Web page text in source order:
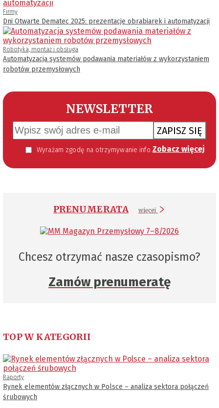
Firmy
Dni Otwarte Dematec 2025: prezentacje obrabiarek i automatyzacji
Robotyka, montaż i obsługa
Automatyzacja systemów podawania materiałów z wykorzystaniem
robotów przemysłowych
NEWSLETTER
ZAPISZ SIĘ
Wyrażam zgodę na otrzymywanie informacji handlowej kierowanej do mnie za pomocą środków komunikacji elektronicznej w szczególności poczty elektronicznej zgodnie z przepisem art. 10 ust 2 ustawy z dnia 18 lipca 2002 roku o świadczeniu usług drogą elektroniczną (Dz. U. 144 z 2002 r. poz. 1204). Zgoda jest dobrowolna, jednak jej wyrażenie jest konieczne, aby otrzymywać newsletter. Zobacz więcej
PRENUMERATA więcej
Chcesz otrzymać nasze czasopismo?
Zamów prenumeratę
TOP W KATEGORII
Raporty
Rynek elementów złącznych w Polsce – analiza sektora połączeń
śrubowych